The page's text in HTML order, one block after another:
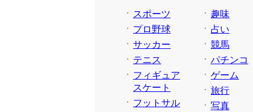
スポーツ
プロ野球
サッカー
テニス
フィギュア
スケート
フットサル
趣味
占い
競馬
パチンコ
ゲーム
旅行
写真